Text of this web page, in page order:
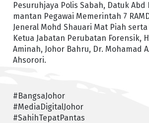
Pesuruhjaya Polis Sabah, Datuk Abd
mantan Pegawai Memerintah 7
Jeneral Mohd Shauari Mat Piah
Ketua Jabatan Perubatan Forensik,
Aminah, Johor Bahru, Dr. Mohamad
Ahsorori.
#BangsaJohor
#MediaDigitalJohor
#SahihTepatPantas